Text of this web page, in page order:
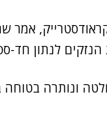
לנתון חד-
ונותרה בטוחה